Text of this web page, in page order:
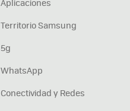
Aplicaciones
Territorio Samsung
5g
WhatsApp
Conectividad y Redes